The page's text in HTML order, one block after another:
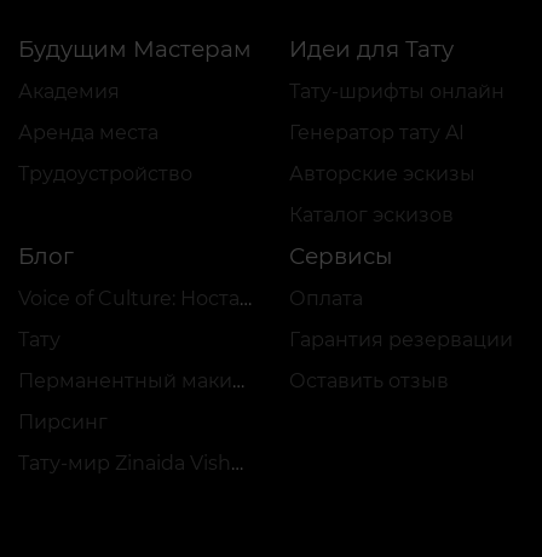
Будущим Мастерам
Академия
Аренда места
Трудоустройство
Идеи для Тату
Тату-шрифты онлайн
Генератор тату AI
Авторские эскизы
Каталог эскизов
Блог
Voice of Culture: Ностальгия по 2000-м
Тату
Перманентный макияж
Пирсинг
Тату-мир Zinaida Vishenka
Сервисы
Оплата
Гарантия резервации
Оставить отзыв